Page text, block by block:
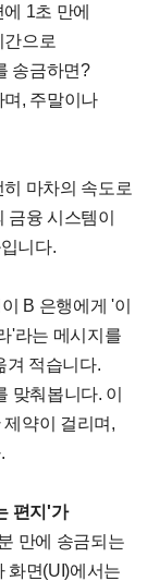
1초 만에
간으로
송금하면?
, 주말이나
마차의 속도로
융 시스템이
입니다.
B 은행에게 '이
'라는 메시지를
겨 적습니다.
맞춰봅니다. 이
약이 걸리며,
편지'가
만에 송금되는
화면(UI)에서는